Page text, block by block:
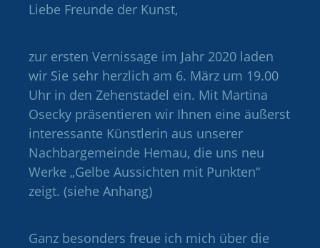
Liebe Freunde der Kunst,
zur ersten Vernissage im Jahr 2020 laden
wir Sie sehr herzlich am 6. März um 19.00
Uhr in den Zehenstadel ein. Mit Martina
Osecky präsentieren wir Ihnen eine äußerst
interessante Künstlerin aus unserer
Nachbargemeinde Hemau, die uns neu
Werke „Gelbe Aussichten mit Punkten“
zeigt. (siehe Anhang)
Ganz besonders freue ich mich über die